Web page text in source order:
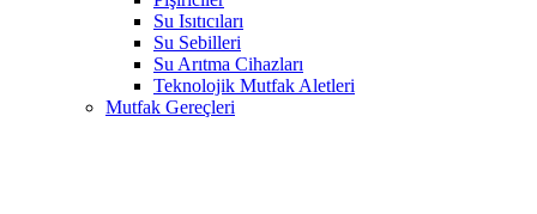
Su Isıtıcıları
Su Sebilleri
Su Arıtma Cihazları
Teknolojik Mutfak Aletleri
Mutfak Gereçleri